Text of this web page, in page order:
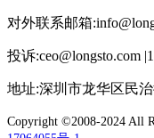
对外联系邮箱
投诉:ceo@longsto.com
地址:深圳市龙华区民
Copyright ©2008-2024 All